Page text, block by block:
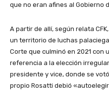
que no eran afines al Gobierno
A partir de allí, según relata
un territorio de luchas
Corte que culminó en 2021 con
referencia a la elección
presidente y vice, donde se
propio Rosatti debió